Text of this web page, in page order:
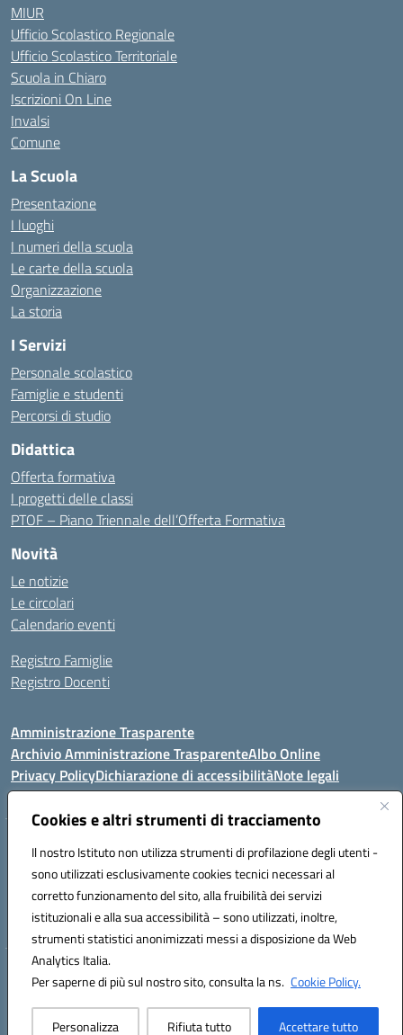
Cookies e altri strumenti di tracciamento
Il nostro Istituto non utilizza strumenti di profilazione degli utenti -
sono utilizzati esclusivamente cookies tecnici necessari al
corretto funzionamento del sito, alla fruibilità dei servizi
istituzionali e alla sua accessibilità – sono utilizzati, inoltre,
strumenti statistici anonimizzati messi a disposizione da Web
Analytics Italia.
Per saperne di più sul nostro sito, consulta la ns. Cookie Policy.
Personalizza Rifiuta tutto Accettare tutto
MIUR
Ufficio Scolastico Regionale
Ufficio Scolastico Territoriale
Scuola in Chiaro
Iscrizioni On Line
Invalsi
Comune
La Scuola
Presentazione
I luoghi
I numeri della scuola
Le carte della scuola
Organizzazione
La storia
I Servizi
Personale scolastico
Famiglie e studenti
Percorsi di studio
Didattica
Offerta formativa
I progetti delle classi
PTOF – Piano Triennale dell’Offerta Formativa
Novità
Le notizie
Le circolari
Calendario eventi
Registro Famiglie
Registro Docenti
Amministrazione Trasparente
Archivio Amministrazione TrasparenteAlbo Online
Privacy PolicyDichiarazione di accessibilitàNote legali
Istituto Comprensivo Statale
8° G. FALCONE – R. SCAUDA"
Via Cupa Campanariello, 5 - 80059, Torre del Greco (NA)
Tel. +39 0818834377 - Fax +39 0818834377 - Cod.Fisc. 95170530638
Email: naic8df00a@istruzione.it - PEC: naic8df00a@pec.istruzione.it
Hosting & Powered by 3D Solution S.r.l.
Concept & Design by Designers Italia